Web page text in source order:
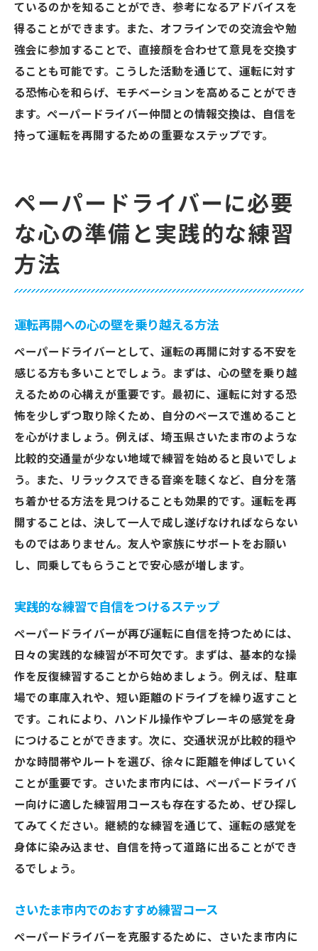
ているのかを知ることができ、参考になるアドバイスを
得ることができます。また、オフラインでの交流会や勉
強会に参加することで、直接顔を合わせて意見を交換す
ることも可能です。こうした活動を通じて、運転に対す
る恐怖心を和らげ、モチベーションを高めることができ
ます。ペーパードライバー仲間との情報交換は、自信を
持って運転を再開するための重要なステップです。
ペーパードライバーに必要
な心の準備と実践的な練習
方法
運転再開への心の壁を乗り越える方法
ペーパードライバーとして、運転の再開に対する不安を
感じる方も多いことでしょう。まずは、心の壁を乗り越
えるための心構えが重要です。最初に、運転に対する恐
怖を少しずつ取り除くため、自分のペースで進めること
を心がけましょう。例えば、埼玉県さいたま市のような
比較的交通量が少ない地域で練習を始めると良いでしょ
う。また、リラックスできる音楽を聴くなど、自分を落
ち着かせる方法を見つけることも効果的です。運転を再
開することは、決して一人で成し遂げなければならない
ものではありません。友人や家族にサポートをお願い
し、同乗してもらうことで安心感が増します。
実践的な練習で自信をつけるステップ
ペーパードライバーが再び運転に自信を持つためには、
日々の実践的な練習が不可欠です。まずは、基本的な操
作を反復練習することから始めましょう。例えば、駐車
場での車庫入れや、短い距離のドライブを繰り返すこと
です。これにより、ハンドル操作やブレーキの感覚を身
につけることができます。次に、交通状況が比較的穏や
かな時間帯やルートを選び、徐々に距離を伸ばしていく
ことが重要です。さいたま市内には、ペーパードライバ
ー向けに適した練習用コースも存在するため、ぜひ探し
てみてください。継続的な練習を通じて、運転の感覚を
身体に染み込ませ、自信を持って道路に出ることができ
るでしょう。
さいたま市内でのおすすめ練習コース
ペーパードライバーを克服するために、さいたま市内に